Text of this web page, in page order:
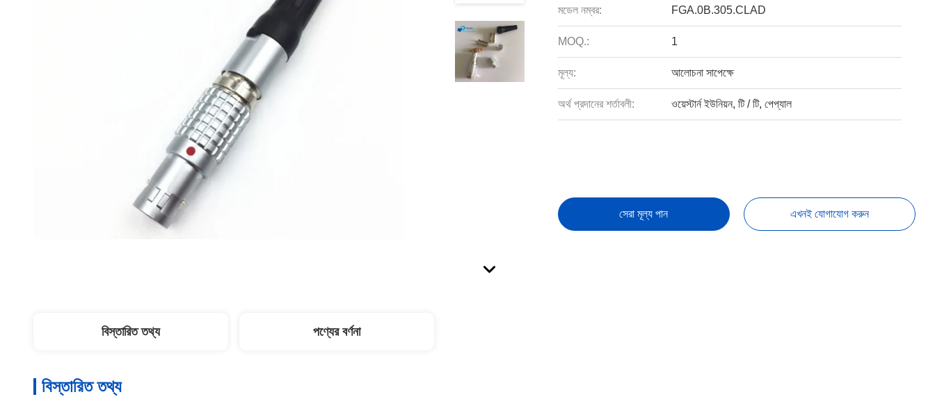
মডেল নম্বর: FGA.0B.305.CLAD
MOQ.: 1
মূল্য: আলোচনা সাপেক্ষে
অর্থ প্রদানের শর্তাবলী: ওয়েস্টার্ন ইউনিয়ন, টি / টি, পেপ্যাল
সেরা মূল্য পান এখনই যোগাযোগ করুন
বিস্তারিত তথ্য পণ্যের বর্ণনা
বিস্তারিত তথ্য